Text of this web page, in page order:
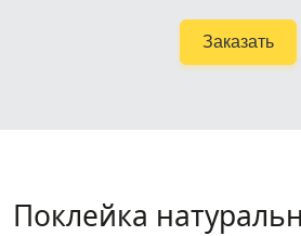
Заказать
Поклейка